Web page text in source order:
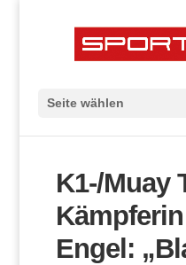
Seite wählen
K1-/Muay
Engel: